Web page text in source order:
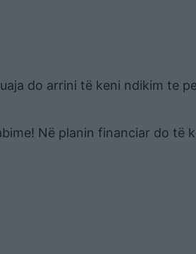
do arrini të keni ndikim te
Në planin financiar do të